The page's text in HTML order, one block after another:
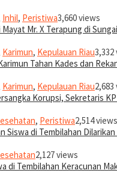
Inhil, Peristiwa3,660 views
Mr. X Terapung di
Karimun, Kepulauan Riau3,332
Tahan Kades dan
Karimun, Kepulauan Riau
Korupsi, Sekretaris
, Peristiwa2,514 views
Siswa di Tembilahan
2,127 views
di Tembilahan Keracunan